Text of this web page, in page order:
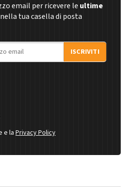
email per ricevere le ultime
tua casella di posta
ISCRIVITI
e la Privacy Policy